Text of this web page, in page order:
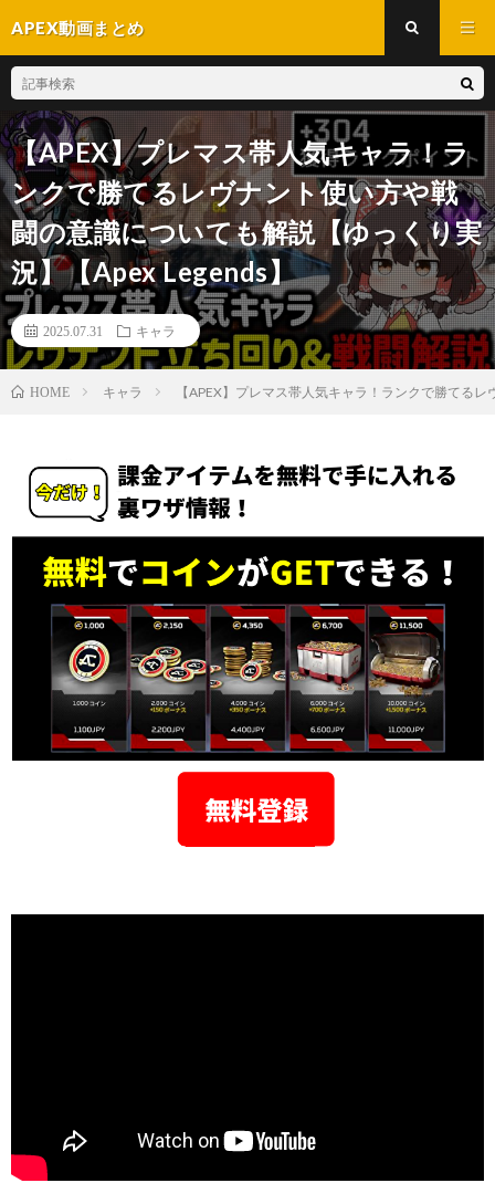
APEX動画まとめ
【APEX】プレマス帯人気キャラ！ラ
ンクで勝てるレヴナント使い方や戦
闘の意識についても解説【ゆっくり実
況】【Apex Legends】
2025.07.31 キャラ
HOME キャラ 【APEX】プレマス帯人気キャラ！ランクで勝てる